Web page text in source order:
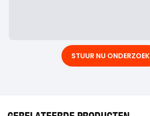
STUUR NU ONDERZOEK